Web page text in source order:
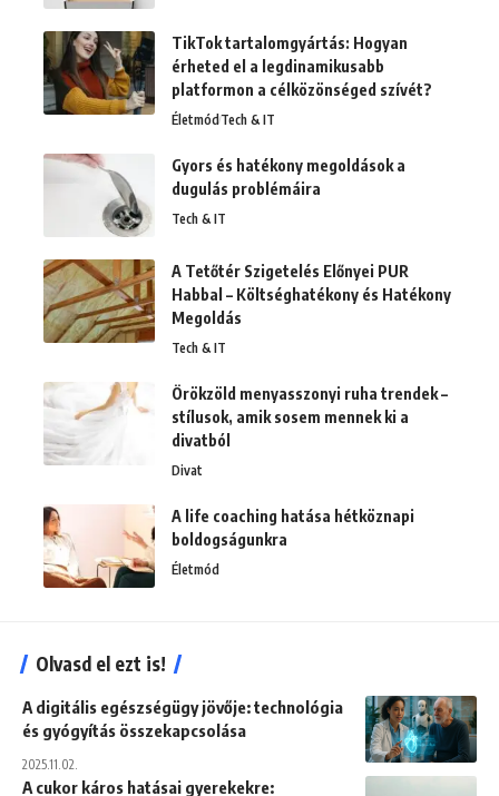
TikTok tartalomgyártás: Hogyan
érheted el a legdinamikusabb
platformon a célközönséged szívét?
ÉletmódTech & IT
Gyors és hatékony megoldások a
dugulás problémáira
Tech & IT
A Tetőtér Szigetelés Előnyei PUR
Habbal – Költséghatékony és Hatékony
Megoldás
Tech & IT
Örökzöld menyasszonyi ruha trendek –
stílusok, amik sosem mennek ki a
divatból
Divat
A life coaching hatása hétköznapi
boldogságunkra
Életmód
Olvasd el ezt is!
A digitális egészségügy jövője: technológia
és gyógyítás összekapcsolása
2025.11.02.
A cukor káros hatásai gyerekekre: